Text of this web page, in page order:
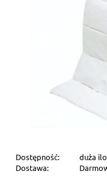
Dostępność:
duża
Dostawa:
Cena nie zawiera